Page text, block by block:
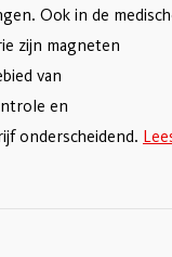
Ook in de
zijn magneten
van
en
onderscheidend.